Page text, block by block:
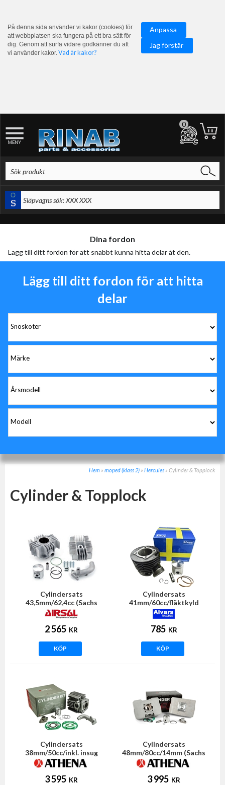
På denna sida använder vi kakor (cookies) för
att webbplatsen ska fungera på ett bra sätt för
dig. Genom att surfa vidare godkänner du att
vi använder kakor.Vad är kakor?
Anpassa
Jag förstår
0
Dina fordon
Lägg till ditt fordon för att snabbt kunna hitta delar åt den.
Lägg till ditt fordon för att hitta
delar
Hem » moped (klass 2) » Hercules » Cylinder & Topplock
Cylinder & Topplock
Cylindersats
43,5mm/62,4cc (Sachs
504/505) AIRSAL
2 565 KR
KÖP
Cylindersats
41mm/60cc/fläktkyld
(Sachs) ALVARS
785 KR
KÖP
Cylindersats
38mm/50cc/inkl. insug
(Sachs 505) ATHENA
3 595 KR
Cylindersats
48mm/80cc/14mm (Sachs
5/6vxl) ATHENA
3 995 KR